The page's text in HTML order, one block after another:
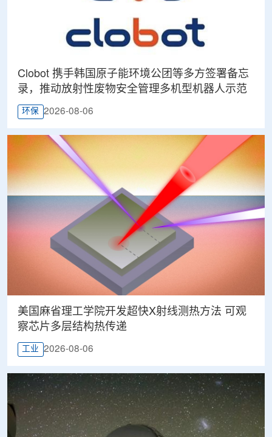
Clobot 携手韩国原子能环境公团等多方签署备忘
录，推动放射性废物安全管理多机型机器人示范
环保 2026-08-06
美国麻省理工学院开发超快X射线测热方法 可观
察芯片多层结构热传递
工业 2026-08-06